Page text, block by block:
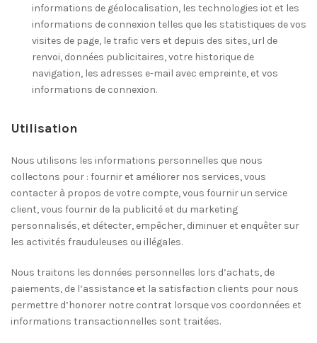
informations de géolocalisation, les technologies iot et les
informations de connexion telles que les statistiques de vos
visites de page, le trafic vers et depuis des sites, url de
renvoi, données publicitaires, votre historique de
navigation, les adresses e-mail avec empreinte, et vos
informations de connexion.
Utilisation
Nous utilisons les informations personnelles que nous
collectons pour : fournir et améliorer nos services, vous
contacter à propos de votre compte, vous fournir un service
client, vous fournir de la publicité et du marketing
personnalisés, et détecter, empêcher, diminuer et enquêter sur
les activités frauduleuses ou illégales.
Nous traitons les données personnelles lors d’achats, de
paiements, de l’assistance et la satisfaction clients pour nous
permettre d’honorer notre contrat lorsque vos coordonnées et
informations transactionnelles sont traitées.